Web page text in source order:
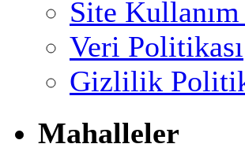
Site
Veri Politikası
Gizlilik
Mahalleler